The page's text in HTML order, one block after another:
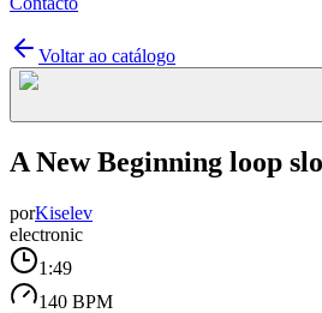
Voltar ao catálogo
A New Beginning loop
porKiselev
electronic
1:49
140 BPM